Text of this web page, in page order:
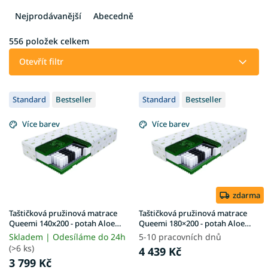
í
d
u
k
Nejprodávanější Abecedně
556 položek celkem
Otevřít filtr
V
ý
p
i
u
k
t
ů
Standard Bestseller
Více barev
Taštičková pružinová matrace
Queemi 140x200 - potah Aloe
Vera
Skladem | Odesíláme do 24h
(>6 ks)
3 799 Kč
Standard Bestseller
Více barev
zdarma
Taštičková pružinová matrace
Queemi 180×200 - potah Aloe
Vera
5-10 pracovních dnů
4 439 Kč